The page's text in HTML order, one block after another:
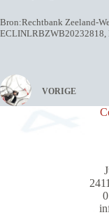
Bron:Rechtbank Zeeland-
ECLINLRBZWB20232818,
VORIGE